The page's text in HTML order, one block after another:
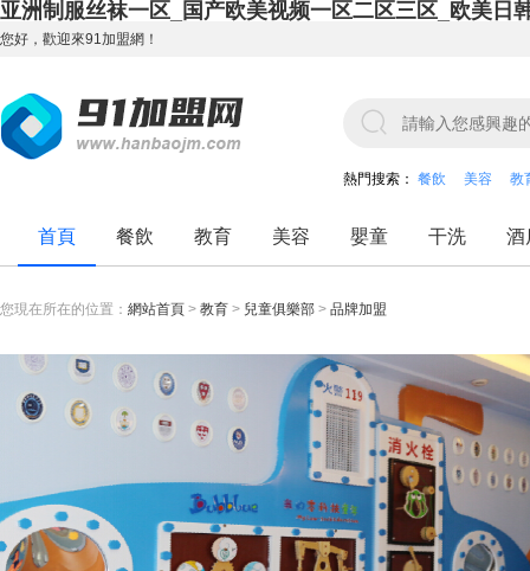
亚洲制服丝袜一区_国产欧美视频一区二区三区_欧美日
您好，歡迎來91加盟網！
熱門搜索： 餐飲 美容 教
首頁 餐飲 教育 美容 嬰童 干洗 酒
您現在所在的位置： 網站首頁 > 教育 > 兒童俱樂部 > 品牌加盟